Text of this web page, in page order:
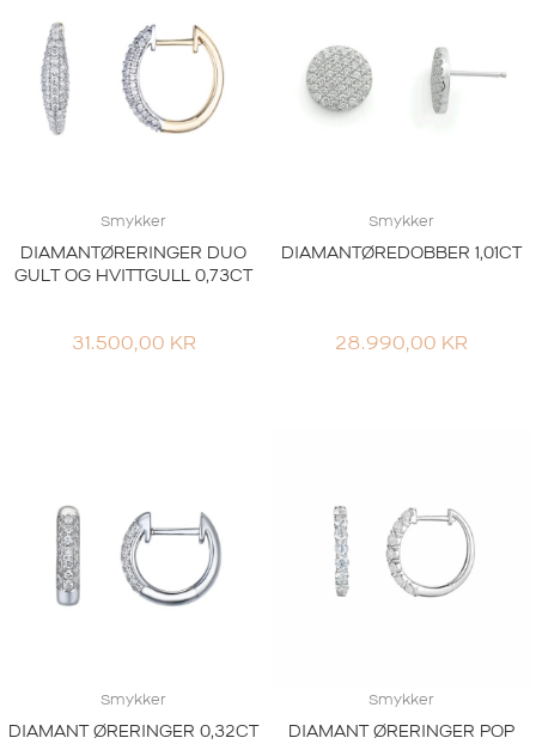
Smykker
DIAMANTØRERINGER DUO
GULT OG HVITTGULL 0,73CT
31.500,00 KR
Smykker
DIAMANTØREDOBBER 1,01CT
28.990,00 KR
Smykker
DIAMANT ØRERINGER 0,32CT
Smykker
DIAMANT ØRERINGER POP